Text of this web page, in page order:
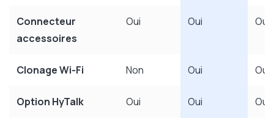
Connecteur
accessoires
Oui Oui Oui
Clonage Wi-Fi Non Oui Oui
Option HyTalk Oui Oui Oui